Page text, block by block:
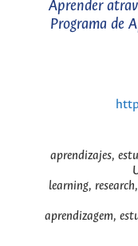
Aprender
Programa de
aprendizajes,
learning,
aprendizagem,